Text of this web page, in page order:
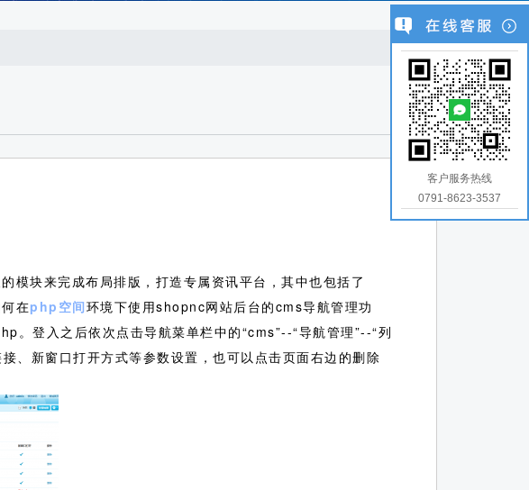
模块来完成布局排版，打造专属资讯平台，其中也包括了
在php空间环境下使用shopnc网站后台的cms导航管理功
登入之后依次点击导航菜单栏中的“cms”--“导航管理”--“列
、新窗口打开方式等参数设置，也可以点击页面右边的删除
客户服务热线
0791-8623-3537